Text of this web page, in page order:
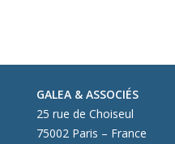
GALEA & ASSOCIÉS
25 rue de Choiseul
75002 Paris – France